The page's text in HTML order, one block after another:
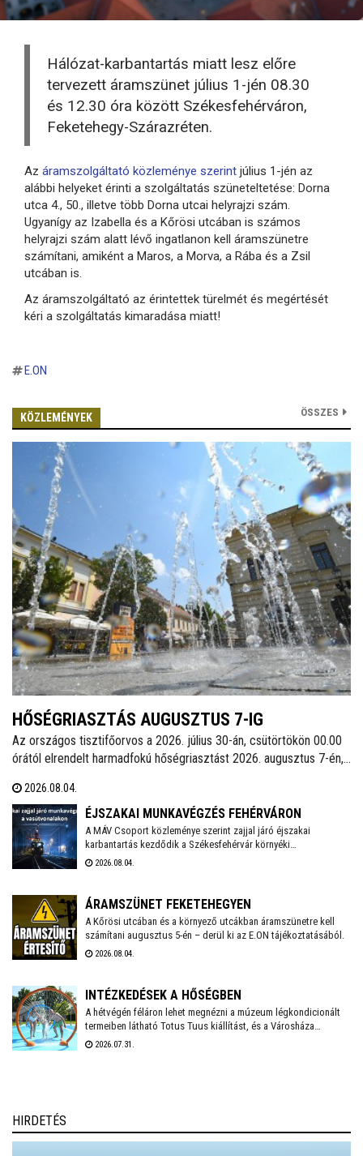
Hálózat-karbantartás miatt lesz előre
tervezett áramszünet július 1-jén 08.30
és 12.30 óra között Székesfehérváron,
Feketehegy-Szárazréten.
Az áramszolgáltató közleménye szerint július 1-jén az
alábbi helyeket érinti a szolgáltatás szüneteltetése: Dorna
utca 4., 50., illetve több Dorna utcai helyrajzi szám.
Ugyanígy az Izabella és a Kőrösi utcában is számos
helyrajzi szám alatt lévő ingatlanon kell áramszünetre
számítani, amiként a Maros, a Morva, a Rába és a Zsil
utcában is.
Az áramszolgáltató az érintettek türelmét és megértését
kéri a szolgáltatás kimaradása miatt!
E.ON
KÖZLEMÉNYEK ÖSSZES
HŐSÉGRIASZTÁS AUGUSZTUS 7-IG
Az országos tisztifőorvos a 2026. július 30-án, csütörtökön 00.00
órától elrendelt harmadfokú hőségriasztást 2026. augusztus 7-én,
továbbra is működnek az ivókutak, emellett klimatizált helyiségek
is várják a lakosságot a hőségben. A város polgármestere
mindenkit arra kér, hogy figyeljünk egymásra, kiemelten a
környezetünkben élő idős emberekre, valamint vigyázzunk a
háziállatainkra is.
2026.08.04.
ÉJSZAKAI MUNKAVÉGZÉS FEHÉRVÁRON
A MÁV Csoport közleménye szerint zajjal járó éjszakai
karbantartás kezdődik a Székesfehérvár környéki
vasútvonalakon augusztus 6-án. Székesfehérváron augusztus
2026.08.04.
ÁRAMSZÜNET FEKETEHEGYEN
A Kőrösi utcában és a környező utcákban áramszünetre kell
számítani augusztus 5-én – derül ki az E.ON tájékoztatásából.
2026.08.04.
INTÉZKEDÉSEK A HŐSÉGBEN
A hétvégén féláron lehet megnézni a múzeum légkondicionált
termeiben látható Totus Tuus kiállítást, és a Városháza
temperált Díszterme is megnyílik hétfőn-kedden, ahol pedig
2026.07.31.
HIRDETÉS